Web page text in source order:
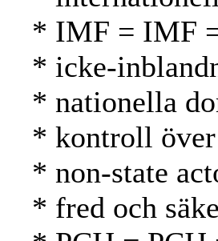
* IMF = IMF
* icke-
* nationella
* kontroll över
* non-state
* fred och